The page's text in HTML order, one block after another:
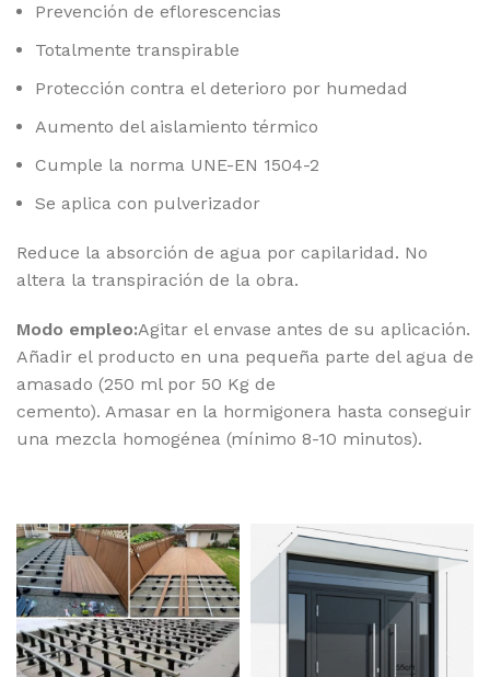
Prevención de eflorescencias
Totalmente transpirable
Protección contra el deterioro por humedad
Aumento del aislamiento térmico
Cumple la norma UNE-EN 1504-2
Se aplica con pulverizador
Reduce la absorción de agua por capilaridad. No
altera la transpiración de la obra.
Modo empleo:Agitar el envase antes de su aplicación.
Añadir el producto en una pequeña parte del agua de
amasado (250 ml por 50 Kg de
cemento). Amasar en la hormigonera hasta conseguir
una mezcla homogénea (mínimo 8-10 minutos).